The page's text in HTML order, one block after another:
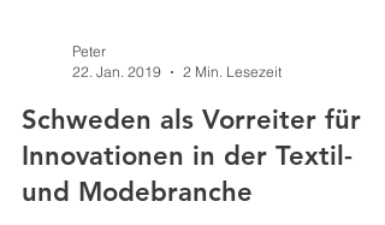
22. Jan. 2019
2 Min. Lesezeit
Schweden als Vorreiter für